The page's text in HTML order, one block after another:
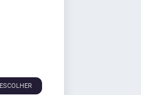
ESCOLHER